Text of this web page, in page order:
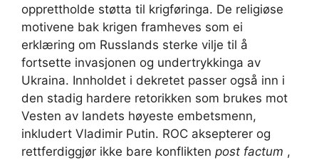
opprettholde støtta til krigføringa. De religiøse
motivene bak krigen framheves som ei
erklæring om Russlands sterke vilje til å
fortsette invasjonen og undertrykkinga av
Ukraina. Innholdet i dekretet passer også inn i
den stadig hardere retorikken som brukes mot
Vesten av landets høyeste embetsmenn,
inkludert Vladimir Putin. ROC aksepterer og
rettferdiggjør ikke bare konflikten post factum ,